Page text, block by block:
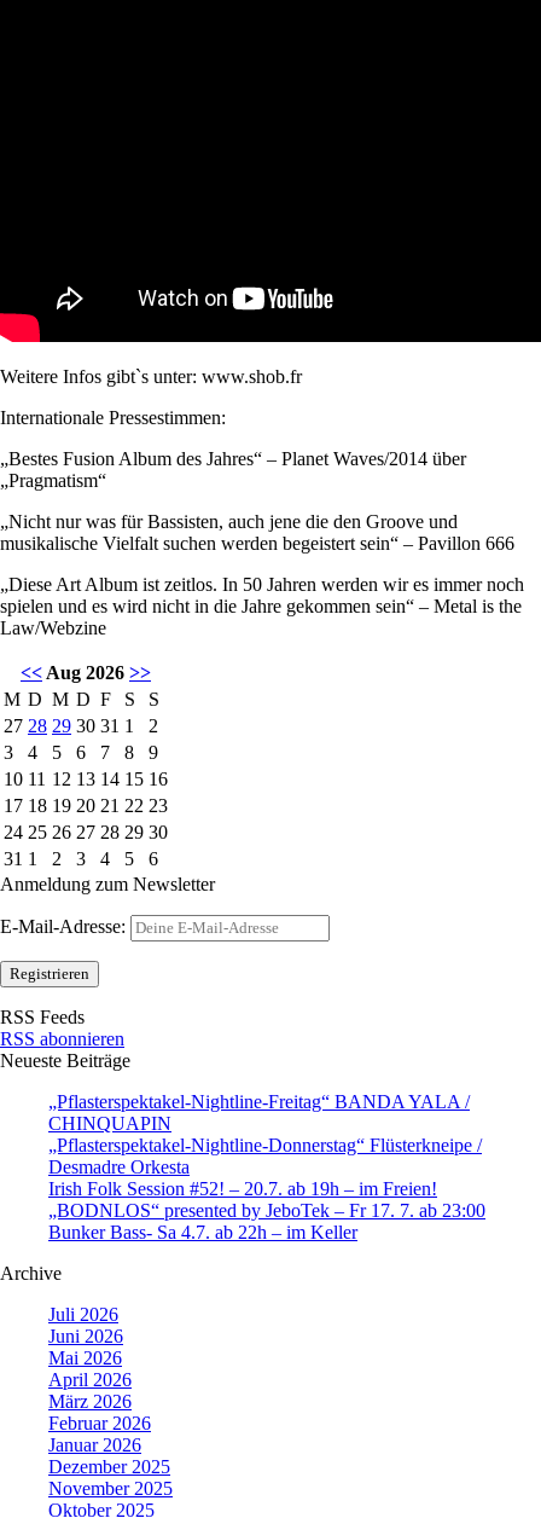
Weitere Infos gibt`s unter: www.shob.fr
Internationale Pressestimmen:
„Bestes Fusion Album des Jahres“ – Planet Waves/2014 über
„Pragmatism“
„Nicht nur was für Bassisten, auch jene die den Groove und
musikalische Vielfalt suchen werden begeistert sein“ – Pavillon 666
„Diese Art Album ist zeitlos. In 50 Jahren werden wir es immer noch
spielen und es wird nicht in die Jahre gekommen sein“ – Metal is the
Law/Webzine
<< Aug 2026 >>
M D M D F S
S
27 28 29 30 31 1
2
3
4 5 6 7 8
9
10 11 12 13 14 15 16
17 18 19 20 21 22 23
24 25 26 27 28 29 30
31 1 2 3 4 5
6
Anmeldung zum Newsletter
E-Mail-Adresse:
RSS Feeds
RSS abonnieren
Neueste Beiträge
„Pflasterspektakel-Nightline-Freitag“ BANDA YALA /
CHINQUAPIN
„Pflasterspektakel-Nightline-Donnerstag“ Flüsterkneipe /
Desmadre Orkesta
Irish Folk Session #52! – 20.7. ab 19h – im Freien!
„BODNLOS“ presented by JeboTek – Fr 17. 7. ab 23:00
Bunker Bass- Sa 4.7. ab 22h – im Keller
Archive
Juli 2026
Juni 2026
Mai 2026
April 2026
März 2026
Februar 2026
Januar 2026
Dezember 2025
November 2025
Oktober 2025